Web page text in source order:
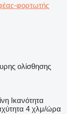
φορτωτής
ολίσθησης
Ικανότητα
4 χλμ/ώρα